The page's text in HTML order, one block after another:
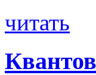
читать